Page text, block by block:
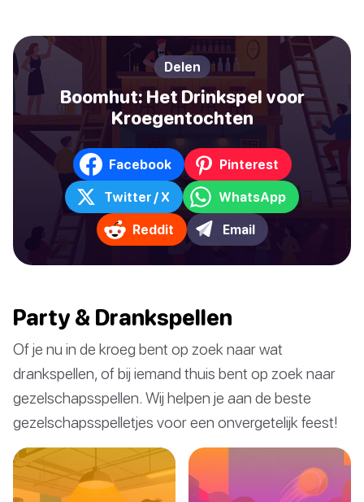
Delen
Boomhut: Het Drinkspel voor
Kroegentochten
Facebook Pinterest
Twitter / X WhatsApp
Reddit Email
Party & Drankspellen
Of je nu in de kroeg bent op zoek naar wat
drankspellen, of bij iemand thuis bent op zoek naar
gezelschapsspellen. Wij helpen je aan de beste
gezelschapsspelletjes voor een onvergetelijk feest!